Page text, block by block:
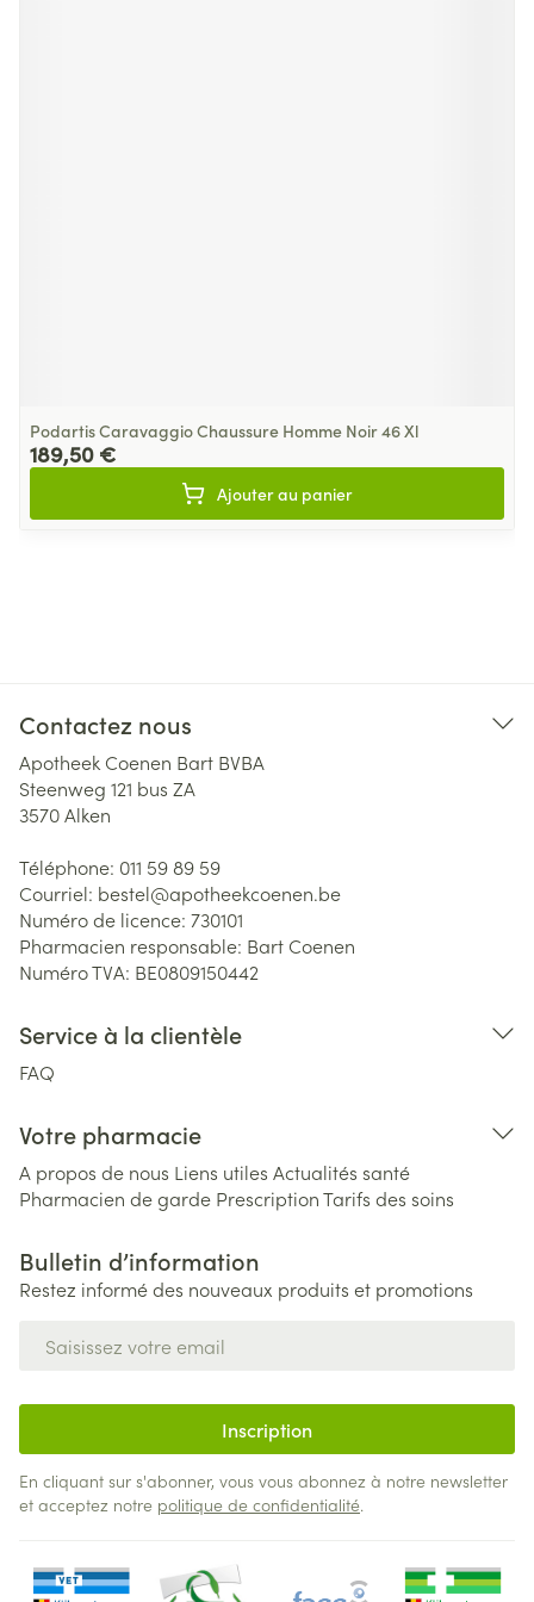
Podartis Caravaggio Chaussure Homme Noir 46 Xl
189,50 €
Ajouter au panier
Contactez nous
Apotheek Coenen Bart BVBA
Steenweg 121 bus ZA
3570Alken
Téléphone: 011 59 89 59
Courriel: bestel@apotheekcoenen.be
Numéro de licence: 730101
Pharmacien responsable: Bart Coenen
Numéro TVA: BE0809150442
Service à la clientèle
FAQ
Votre pharmacie
A propos de nous Liens utiles Actualités santé
Pharmacien de garde PrescriptionTarifs des soins
Bulletin d’information
Restez informé des nouveaux produits et promotions
Inscription
En cliquant sur s'abonner, vous vous abonnez à notre newsletter
et acceptez notre politique de confidentialité.